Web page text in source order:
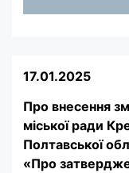
17.01.2025
Про внесення
міської ради
Полтавської
«Про